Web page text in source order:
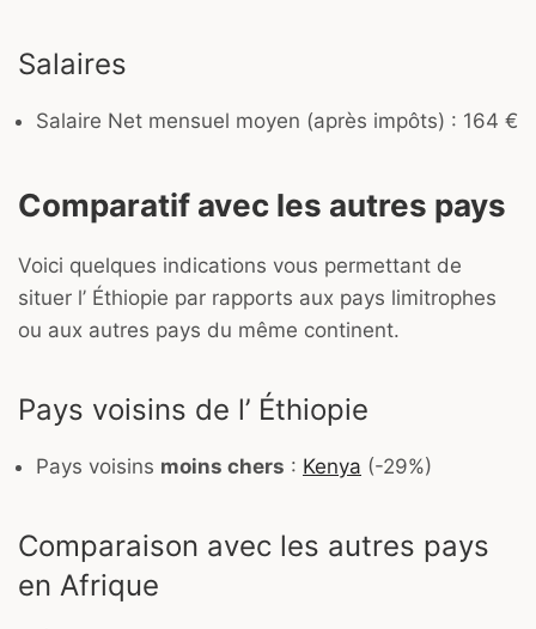
Salaires
Salaire Net mensuel moyen (après impôts) : 164 €
Comparatif avec les autres pays
Voici quelques indications vous permettant de
situer l’ Éthiopie par rapports aux pays limitrophes
ou aux autres pays du même continent.
Pays voisins de l’ Éthiopie
Pays voisins moins chers : Kenya (-29%)
Comparaison avec les autres pays
en Afrique